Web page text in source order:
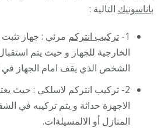
باناسونيك التالية :
1- تركيب انتركم مرئي : جهاز تثبت
الخارجية للجهاز و حيث يتم
الشخص الذي يقف امام الجهاز في
2- تركيب انتركم لاسلكي : حيث
الاجهزة حداثة و يتم تركيبه في
المنازل أو الالمسيلةات.